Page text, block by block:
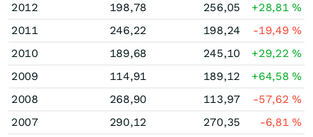
2012
198,78 256,05 +28,81%
2011
246,22 198,24 -19,49%
2010
189,68 245,10 +29,22%
2009
114,91 189,12 +64,58%
2008
268,90 113,97 -57,62%
2007
290,12 270,35 -6,81%